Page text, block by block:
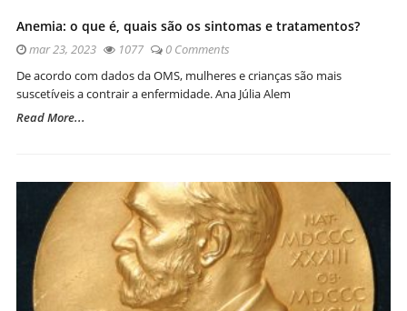
Anemia: o que é, quais são os sintomas e tratamentos?
mar 23, 2023 1077
0 Comments
De acordo com dados da OMS, mulheres e crianças são mais
suscetíveis a contrair a enfermidade. Ana Júlia Alem
Read More...